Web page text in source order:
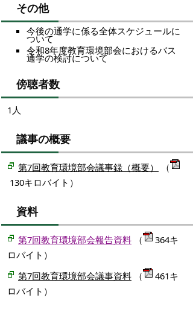
その他
今後の通学に係る全体スケジュールに
ついて
令和8年度教育環境部会におけるバス
通学の検討について
傍聴者数
1人
議事の概要
第7回教育環境部会議事録（概要）
（
130キロバイト）
資料
第7回教育環境部会報告資料 （
364キ
ロバイト）
第7回教育環境部会議事資料 （
461キ
ロバイト）